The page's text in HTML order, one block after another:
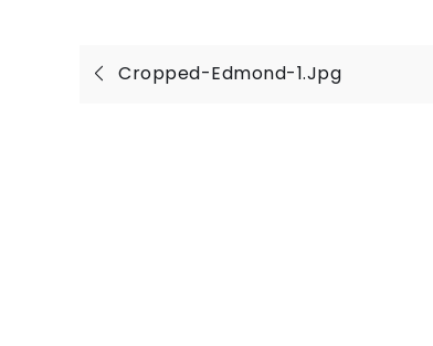
Navigation
Cropped-Edmond-1.jpg